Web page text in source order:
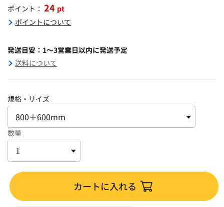
ポイント： 24 pt
ポイントについて
発送目安：1～3営業日以内に発送予定
送料について
規格・サイズ
数量
カートに入れる